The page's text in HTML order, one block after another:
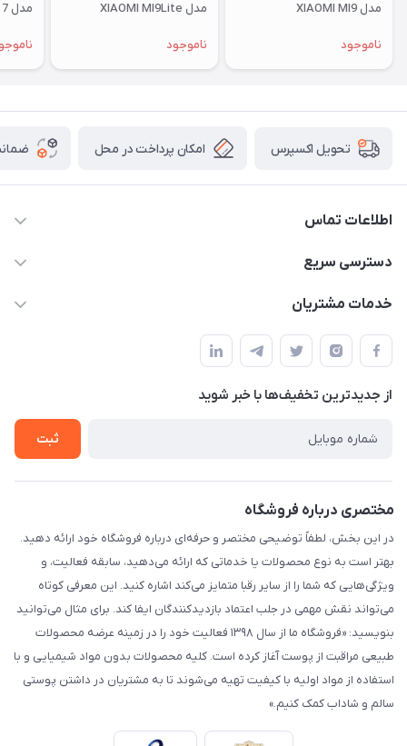
مدل XIAOMI MI9
ناموجود
مدل XIAOMI MI9Lite
ناموجود
مدل XIAOMI RM 7
تحویل اکسپرس امکان پرداخت در محل
اطلاعات تماس
09332394024-09120346631
دسترسی سریع
حساب کاربری
لیست محصولات
درباره ما
خدمات مشتریان
قوانین و مقررات
حریم خصوصی
راهنما
از جدید‌ترین تخفیف‌ها با‌ خبر شوید
ثبت
مختصری درباره فروشگاه
در این بخش، لطفاً توضیحی مختصر و حرفه‌ای درباره فروشگاه خود ارائه دهید.
بهتر است به نوع محصولات یا خدماتی که ارائه می‌دهید، سابقه فعالیت، و
ویژگی‌هایی که شما را از سایر رقبا متمایز می‌کند اشاره کنید. این معرفی کوتاه
می‌تواند نقش مهمی در جلب اعتماد بازدیدکنندگان ایفا کند. برای مثال می‌توانید
بنویسید: «فروشگاه ما از سال ۱۳۹۸ فعالیت خود را در زمینه عرضه محصولات
طبیعی مراقبت از پوست آغاز کرده است. کلیه محصولات بدون مواد شیمیایی و با
استفاده از مواد اولیه با کیفیت تهیه می‌شوند تا به مشتریان در داشتن پوستی
سالم و شاداب کمک کنیم.»